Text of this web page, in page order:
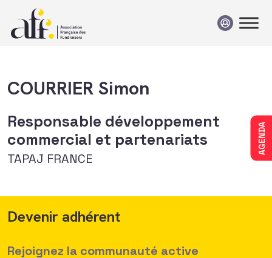
AGENDA
COURRIER Simon
Responsable développement
commercial et partenariats
TAPAJ FRANCE
Devenir adhérent
Rejoignez la communauté active